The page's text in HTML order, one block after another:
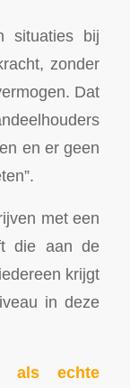
situaties bij
zonder
Dat
en er geen
met een
die aan de
krijgt
in deze
als echte